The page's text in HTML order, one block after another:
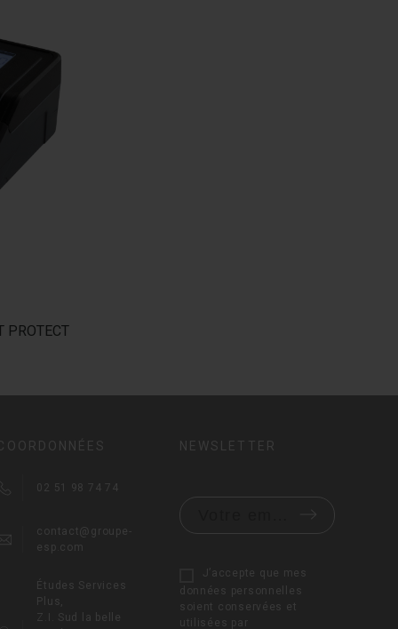
02 51 98 74 74
contact@groupe-
esp.com
Études Services
Plus,
Z.I. Sud la belle
NEWSLETTER
J’accepte que mes
données personnelles
soient conservées et
utilisées par